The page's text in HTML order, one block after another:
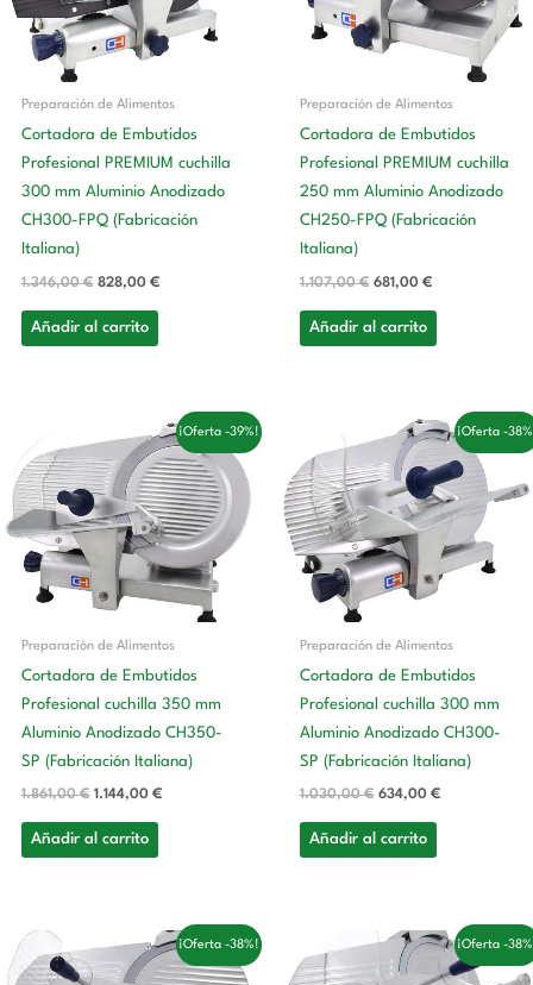
Preparación de Alimentos
Cortadora de Embutidos
Profesional PREMIUM cuchilla
300 mm Aluminio Anodizado
CH300-FPQ (Fabricación
Italiana)
1.346,00€ 828,00 €
Añadir al carrito
Preparación de Alimentos
Cortadora de Embutidos
Profesional PREMIUM cuchilla
250 mm Aluminio Anodizado
CH250-FPQ (Fabricación
Italiana)
1.107,00€ 681,00 €
Añadir al carrito
¡Oferta -39%!
Preparación de Alimentos
Cortadora de Embutidos
Profesional cuchilla 350 mm
Aluminio Anodizado CH350-
SP (Fabricación Italiana)
1.861,00€
precio
original
era:
1.861,00 €.
1.144,00 €
El
precio
actual
es:
1.144,00 €.
Añadir al carrito
¡Oferta -
Preparación de Alimentos
Cortadora de Embutidos
Profesional cuchilla 300 mm
Aluminio Anodizado CH300-
SP (Fabricación Italiana)
1.030,00€
precio
original
era:
1.030,00 €.
634,00 €
El
precio
actual
es:
634,00 €.
Añadir al carrito
¡Oferta -38%!
precio
original
El
precio
actual
¡Oferta -
El
precio
original
El
precio
actual